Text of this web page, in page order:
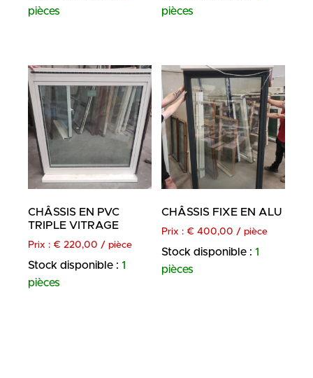
pièces
pièces
CHÂSSIS EN PVC
TRIPLE VITRAGE
Prix : € 220,00 / pièce
Stock disponible : 1
pièces
CHÂSSIS FIXE EN ALU
Prix : € 400,00 / pièce
Stock disponible : 1
pièces